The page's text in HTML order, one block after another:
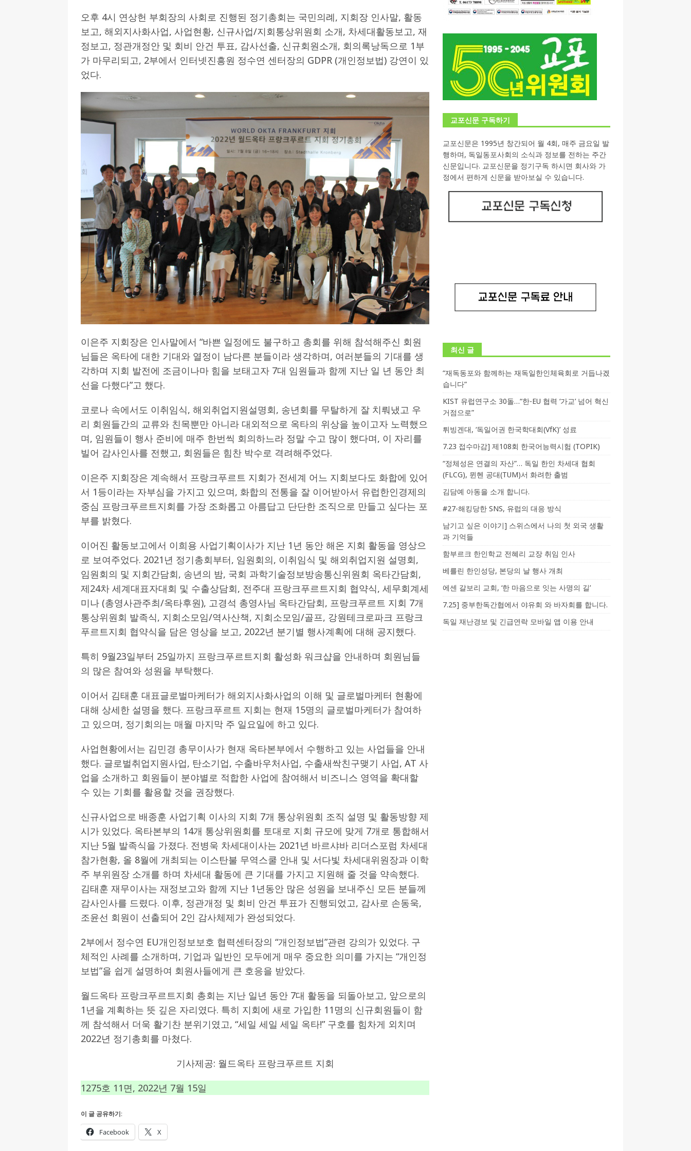
[ 2026-07-27 ] 튀빙겐대, ‘독일어권 한국학대회(VfK)’ 성료
한인소식
[ 2026-07-20 ] 7.23 접수마감] 제108회 한국어능력시험 (TOPIK)
게시판 / 행사 / 알림
[ 2026-07-20 ] “정체성은 연결의 자산”… 독일 한인 차세대 협회(FLCG), 뮌헨 공대(TUM)서 화려한 출범
한
인소식
오후 4시 연상헌 부회장의 사회로 진행된 정기총회는 국민의례, 지회장 인사말, 활동
보고, 해외지사화사업, 사업현황, 신규사업/지회통상위원회 소개, 차세대활동보고, 재
정보고, 정관개정안 및 회비 안건 투표, 감사선출, 신규회원소개, 회의록낭독으로 1부
가 마무리되고, 2부에서 인터넷진흥원 정수연 센터장의 GDPR (개인정보법) 강연이 있
었다.
이은주 지회장은 인사말에서 “바쁜 일정에도 불구하고 총회를 위해 참석해주신 회원
님들은 옥타에 대한 기대와 열정이 남다른 분들이라 생각하며, 여러분들의 기대를 생
각하며 지회 발전에 조금이나마 힘을 보태고자 7대 임원들과 함께 지난 일 년 동안 최
선을 다했다”고 했다.
코로나 속에서도 이취임식, 해외취업지원설명회, 송년회를 무탈하게 잘 치뤄냈고 우
리 회원들간의 교류와 친목뿐만 아니라 대외적으로 옥타의 위상을 높이고자 노력했으
며, 임원들이 행사 준비에 매주 한번씩 회의하느라 정말 수고 많이 했다며, 이 자리를
빌어 감사인사를 전했고, 회원들은 힘찬 박수로 격려해주었다.
이은주 지회장은 계속해서 프랑크푸르트 지회가 전세계 어느 지회보다도 화합에 있어
서 1등이라는 자부심을 가지고 있으며, 화합의 전통을 잘 이어받아서 유럽한인경제의
중심 프랑크푸르트지회를 가장 조화롭고 아름답고 단단한 조직으로 만들고 싶다는 포
부를 밝혔다.
이어진 활동보고에서 이희용 사업기획이사가 지난 1년 동안 해온 지회 활동을 영상으
로 보여주었다. 2021년 정기총회부터, 임원회의, 이취임식 및 해외취업지원 설명회,
임원회의 및 지회간담회, 송년의 밤, 국회 과학기술정보방송통신위원회 옥타간담회,
제24차 세계대표자대회 및 수출상담회, 전주대 프랑크푸르트지회 협약식, 세무회계세
미나 (총영사관주최/옥타후원), 고경석 총영사님 옥타간담회, 프랑크푸르트 지회 7개
통상위원회 발족식, 지회소모임/역사산책, 지회소모임/골프, 강원테크로파크 프랑크
푸르트지회 협약식을 담은 영상을 보고, 2022년 분기별 행사계획에 대해 공지했다.
특히 9월23일부터 25일까지 프랑크푸르트지회 활성화 워크샵을 안내하며 회원님들
의 많은 참여와 성원을 부탁했다.
이어서 김태훈 대표글로벌마케터가 해외지사화사업의 이해 및 글로벌마케터 현황에
대해 상세한 설명을 했다. 프랑크푸르트 지회는 현재 15명의 글로벌마케터가 참여하
고 있으며, 정기회의는 매월 마지막 주 일요일에 하고 있다.
사업현황에서는 김민경 총무이사가 현재 옥타본부에서 수행하고 있는 사업들을 안내
했다. 글로벌취업지원사업, 탄소기업, 수출바우처사업, 수출새싹친구맺기 사업, AT 사
업을 소개하고 회원들이 분야별로 적합한 사업에 참여해서 비즈니스 영역을 확대할
수 있는 기회를 활용할 것을 권장했다.
신규사업으로 배종훈 사업기획 이사의 지회 7개 통상위원회 조직 설명 및 활동방향 제
시가 있었다. 옥타본부의 14개 통상위원회를 토대로 지회 규모에 맞게 7개로 통합해서
지난 5월 발족식을 가졌다. 전병욱 차세대이사는 2021년 바르샤바 리더스포럼 차세대
참가현황, 올 8월에 개최되는 이스탄불 무역스쿨 안내 및 서다빛 차세대위원장과 이학
주 부위원장 소개를 하며 차세대 활동에 큰 기대를 가지고 지원해 줄 것을 약속했다.
김태훈 재무이사는 재정보고와 함께 지난 1년동안 많은 성원을 보내주신 모든 분들께
감사인사를 드렸다. 이후, 정관개정 및 회비 안건 투표가 진행되었고, 감사로 손동욱,
조윤선 회원이 선출되어 2인 감사체제가 완성되었다.
2부에서 정수연 EU개인정보보호 협력센터장의 “개인정보법”관련 강의가 있었다. 구
체적인 사례를 소개하며, 기업과 일반인 모두에게 매우 중요한 의미를 가지는 “개인정
보법”을 쉽게 설명하여 회원사들에게 큰 호응을 받았다.
월드옥타 프랑크푸르트지회 총회는 지난 일년 동안 7대 활동을 되돌아보고, 앞으로의
1년을 계획하는 뜻 깊은 자리였다. 특히 지회에 새로 가입한 11명의 신규회원들이 함
께 참석해서 더욱 활기찬 분위기였고, “세일 세일 세일 옥타!” 구호를 힘차게 외치며
2022년 정기총회를 마쳤다.
기사제공: 월드옥타 프랑크푸르트 지회
1275호 11면, 2022년 7월 15일
이 글 공유하기:
Facebook X
교포신문 구독하기
교포신문은 1995년 창간되어 월 4회, 매주 금요일 발
행하며, 독일동포사회의 소식과 정보를 전하는 주간
신문입니다. 교포신문을 정기구독 하시면 회사와 가
정에서 편하게 신문을 받아보실 수 있습니다.
최신 글
“재독동포와 함께하는 재독일한인체육회로 거듭나겠
습니다”
KIST 유럽연구소 30돌…“한-EU 협력 ‘가교’ 넘어 혁신
거점으로”
튀빙겐대, ‘독일어권 한국학대회(VfK)’ 성료
7.23 접수마감] 제108회 한국어능력시험 (TOPIK)
“정체성은 연결의 자산”… 독일 한인 차세대 협회
(FLCG), 뮌헨 공대(TUM)서 화려한 출범
김담예 아동을 소개 합니다.
#27-해킹당한 SNS, 유럽의 대응 방식
남기고 싶은 이야기] 스위스에서 나의 첫 외국 생활
과 기억들
함부르크 한인학교 전혜리 교장 취임 인사
베를린 한인성당, 본당의 날 행사 개최
에센 갈보리 교회, ‘한 마음으로 잇는 사명의 길’
7.25] 중부한독간협에서 야유회 와 바자회를 합니다.
독일 재난경보 및 긴급연락 모바일 앱 이용 안내